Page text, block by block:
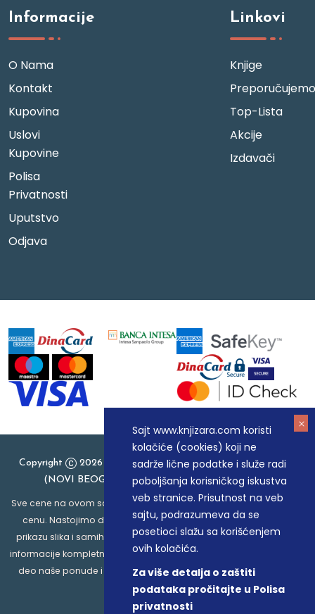
Sajt www.knjizara.com koristi
kolačiće (cookies) koji ne
sadrže lične podatke i služe radi
poboljšanja korisničkog iskustva
veb stranice. Prisutnost na veb
sajtu, podrazumeva da se
posetioci slažu sa korišćenjem
ovih kolačića.
Za više detalja o zaštiti
podataka pročitajte u Polisa
privatnosti
Informacije
O Nama
Kontakt
Kupovina
Uslovi
Kupovine
Polisa
Privatnosti
Uputstvo
Odjava
Linkovi
Knjige
Preporučujemo
Top-Lista
Akcije
Izdavači
Copyright
2026 Knjizara.com - MAKART DOO BEOGRAD
(NOVI BEOGRAD), PIB: 105184104, MB: 20337524
Sve cene na ovom sajtu iskazane su u dinarima. PDV je uračunat u
cenu. Nastojimo da budemo što precizniji u opisu proizvoda,
prikazu slika i samih cena, ali ne možemo garantovati da su sve
informacije kompletne i bez grešaka. Svi artikli prikazani na sajtu su
deo naše ponude i ne podrazumeva da su dostupni u svakom
trenutku.